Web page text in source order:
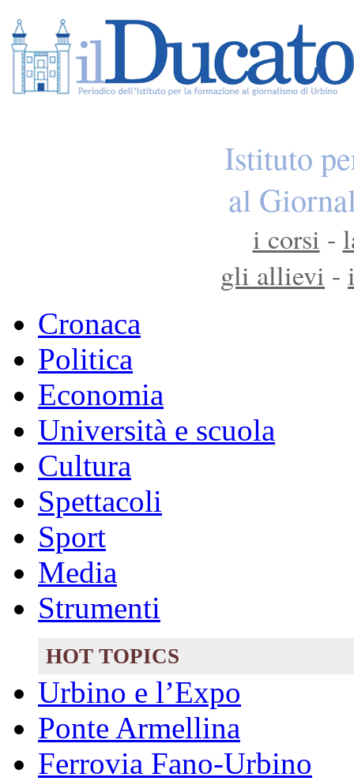
Istituto
al
i corsi -
gli allievi -
Cronaca
Politica
Economia
Università e scuola
Cultura
Spettacoli
Sport
Media
Strumenti
HOT TOPICS
Urbino e l’Expo
Ponte Armellina
Ferrovia Fano-Urbino